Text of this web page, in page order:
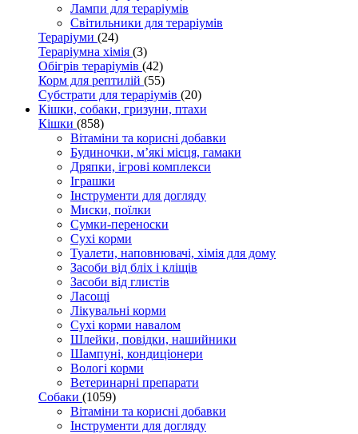
Лампи для тераріумів
Світильники для тераріумів
Тераріуми (24)
Тераріумна хімія (3)
Обігрів тераріумів (42)
Корм для рептилій (55)
Субстрати для тераріумів (20)
Кішки, собаки, гризуни, птахи
Кішки (858)
Вітаміни та корисні добавки
Будиночки, м’які місця, гамаки
Дряпки, ігрові комплекси
Іграшки
Інструменти для догляду
Миски, поїлки
Сумки-переноски
Сухі корми
Туалети, наповнювачі, хімія для дому
Засоби від бліх і кліщів
Засоби від глистів
Ласощі
Лікувальні корми
Сухі корми навалом
Шлейки, повідки, нашийники
Шампуні, кондиціонери
Вологі корми
Ветеринарні препарати
Собаки (1059)
Вітаміни та корисні добавки
Інструменти для догляду